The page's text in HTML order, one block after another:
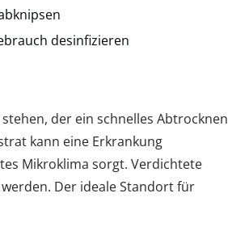
desinfizieren
der ein schnelles Abtrocknen
kann eine Erkrankung
Mikroklima sorgt. Verdichtete
Der ideale Standort für